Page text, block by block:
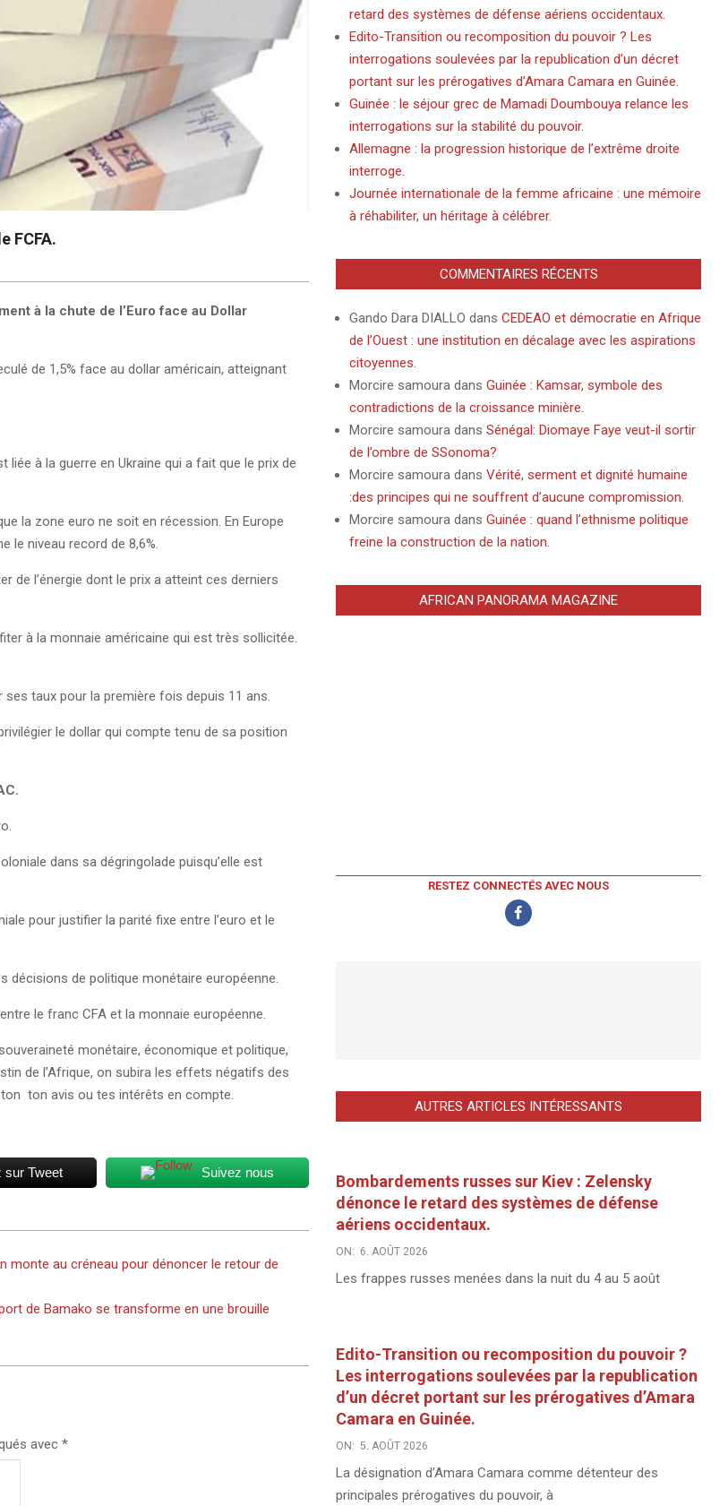
FCFA.
à la chute de l’Euro face au Dollar
de 1,5% face au dollar américain, atteignant
à la guerre en Ukraine qui a fait que le prix de
la zone euro ne soit en récession. En Europe
le niveau record de 8,6%.
de l’énergie dont le prix a atteint ces derniers
à la monnaie américaine qui est très sollicitée.
taux pour la première fois depuis 11 ans.
le dollar qui compte tenu de sa position
dans sa dégringolade puisqu’elle est
pour justifier la parité fixe entre l’euro et le
décisions de politique monétaire européenne.
le franc CFA et la monnaie européenne.
monétaire, économique et politique,
de l’Afrique, on subira les effets négatifs des
ton ton avis ou tes intérêts en compte.
sur Tweet Suivez nous
monte au créneau pour dénoncer le retour de
de Bamako se transforme en une brouille
avec *
retard des systèmes de défense aériens occidentaux.
Edito-Transition ou recomposition du pouvoir ? Les
interrogations soulevées par la republication d’un décret
portant sur les prérogatives d’Amara Camara en Guinée.
Guinée : le séjour grec de Mamadi Doumbouya relance les
interrogations sur la stabilité du pouvoir.
Allemagne : la progression historique de l’extrême droite
interroge.
Journée internationale de la femme africaine : une mémoire
à réhabiliter, un héritage à célébrer.
COMMENTAIRES RÉCENTS
Gando Dara DIALLO dans CEDEAO et démocratie en Afrique
de l’Ouest : une institution en décalage avec les aspirations
citoyennes.
Morcire samoura dans Guinée : Kamsar, symbole des
contradictions de la croissance minière.
Morcire samoura dans Sénégal: Diomaye Faye veut-il sortir
de l’ombre de SSonoma?
Morcire samoura dans Vérité, serment et dignité humaine
:des principes qui ne souffrent d’aucune compromission.
Morcire samoura dans Guinée : quand l’ethnisme politique
freine la construction de la nation.
AFRICAN PANORAMA MAGAZINE
RESTEZ CONNECTÉS AVEC NOUS
AUTRES ARTICLES INTÉRESSANTS
Bombardements russes sur Kiev : Zelensky
dénonce le retard des systèmes de défense
aériens occidentaux.
ON: 6. AOÛT 2026
Les frappes russes menées dans la nuit du 4 au 5 août
Edito-Transition ou recomposition du pouvoir ?
Les interrogations soulevées par la republication
d’un décret portant sur les prérogatives d’Amara
Camara en Guinée.
ON: 5. AOÛT 2026
La désignation d’Amara Camara comme détenteur des
principales prérogatives du pouvoir, à